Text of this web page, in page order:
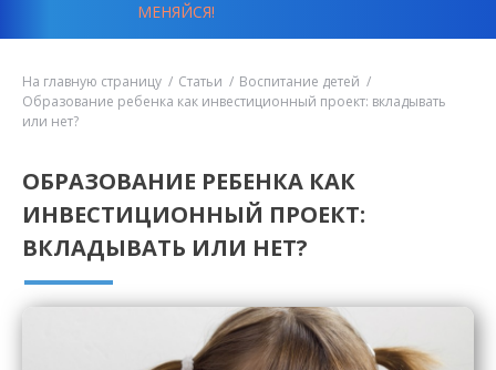
МЕНЯЙСЯ!
На главную страницу Статьи
Воспитание детей
Образование ребенка как инвестиционный проект: вкладывать
или нет?
ОБРАЗОВАНИЕ РЕБЕНКА КАК
ИНВЕСТИЦИОННЫЙ ПРОЕКТ:
ВКЛАДЫВАТЬ ИЛИ НЕТ?